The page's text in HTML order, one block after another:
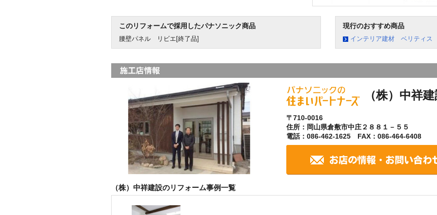
このリフォームで採用したパナソニック商品
腰壁パネル リビエ[終了品]
現行のおすすめ商品
インテリア建材 ベリティス
（株）中祥
〒710-0016
住所：岡山県倉敷市中庄２８８１－５５
電話：086-462-1625 FAX：086-464-6408
（株）中祥建設のリフォーム事例一覧